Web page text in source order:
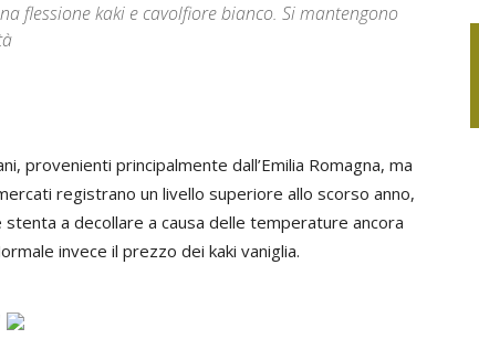
flessione kaki e cavolfiore bianco. Si mantengono
provenienti principalmente dall’Emilia Romagna, ma
registrano un livello superiore allo scorso anno,
a decollare a causa delle temperature ancora
invece il prezzo dei kaki vaniglia.